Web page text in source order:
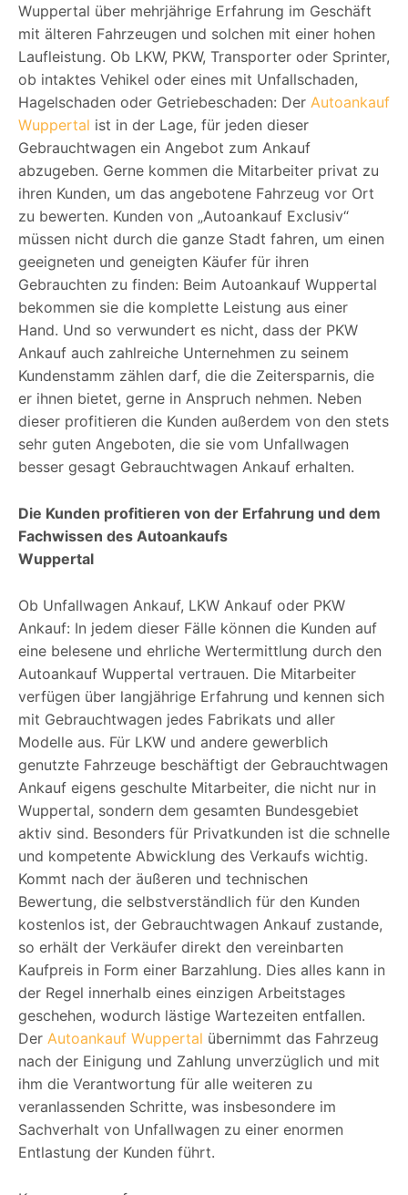
Wuppertal über mehrjährige Erfahrung im Geschäft
mit älteren Fahrzeugen und solchen mit einer hohen
Laufleistung. Ob LKW, PKW, Transporter oder Sprinter,
ob intaktes Vehikel oder eines mit Unfallschaden,
Hagelschaden oder Getriebeschaden: Der Autoankauf
Wuppertal ist in der Lage, für jeden dieser
Gebrauchtwagen ein Angebot zum Ankauf
abzugeben. Gerne kommen die Mitarbeiter privat zu
ihren Kunden, um das angebotene Fahrzeug vor Ort
zu bewerten. Kunden von „Autoankauf Exclusiv“
müssen nicht durch die ganze Stadt fahren, um einen
geeigneten und geneigten Käufer für ihren
Gebrauchten zu finden: Beim Autoankauf Wuppertal
bekommen sie die komplette Leistung aus einer
Hand. Und so verwundert es nicht, dass der PKW
Ankauf auch zahlreiche Unternehmen zu seinem
Kundenstamm zählen darf, die die Zeitersparnis, die
er ihnen bietet, gerne in Anspruch nehmen. Neben
dieser profitieren die Kunden außerdem von den stets
sehr guten Angeboten, die sie vom Unfallwagen
besser gesagt Gebrauchtwagen Ankauf erhalten.
Die Kunden profitieren von der Erfahrung und dem
Fachwissen des Autoankaufs
Wuppertal
Ob Unfallwagen Ankauf, LKW Ankauf oder PKW
Ankauf: In jedem dieser Fälle können die Kunden auf
eine belesene und ehrliche Wertermittlung durch den
Autoankauf Wuppertal vertrauen. Die Mitarbeiter
verfügen über langjährige Erfahrung und kennen sich
mit Gebrauchtwagen jedes Fabrikats und aller
Modelle aus. Für LKW und andere gewerblich
genutzte Fahrzeuge beschäftigt der Gebrauchtwagen
Ankauf eigens geschulte Mitarbeiter, die nicht nur in
Wuppertal, sondern dem gesamten Bundesgebiet
aktiv sind. Besonders für Privatkunden ist die schnelle
und kompetente Abwicklung des Verkaufs wichtig.
Kommt nach der äußeren und technischen
Bewertung, die selbstverständlich für den Kunden
kostenlos ist, der Gebrauchtwagen Ankauf zustande,
so erhält der Verkäufer direkt den vereinbarten
Kaufpreis in Form einer Barzahlung. Dies alles kann in
der Regel innerhalb eines einzigen Arbeitstages
geschehen, wodurch lästige Wartezeiten entfallen.
Der Autoankauf Wuppertal übernimmt das Fahrzeug
nach der Einigung und Zahlung unverzüglich und mit
ihm die Verantwortung für alle weiteren zu
veranlassenden Schritte, was insbesondere im
Sachverhalt von Unfallwagen zu einer enormen
Entlastung der Kunden führt.